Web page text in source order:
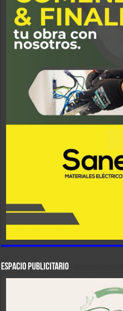
ESPACIO PUBLICITARIO